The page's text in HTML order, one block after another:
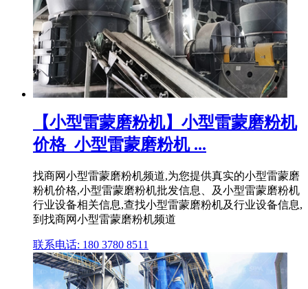
【小型雷蒙磨粉机】小型雷蒙磨粉机
价格_小型雷蒙磨粉机 ...
找商网小型雷蒙磨粉机频道,为您提供真实的小型雷蒙磨
粉机价格,小型雷蒙磨粉机批发信息、及小型雷蒙磨粉机
行业设备相关信息,查找小型雷蒙磨粉机及行业设备信息,
到找商网小型雷蒙磨粉机频道
联系电话: 180 3780 8511